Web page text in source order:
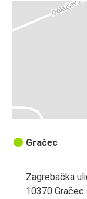
Gračec
Zagrebačka
10370 Gračec